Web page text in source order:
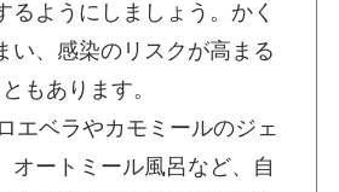
るようにしましょう。かく
い、感染のリスクが高まる
もあります。
エベラやカモミールのジェ
オートミール風呂など、自